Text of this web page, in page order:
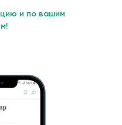
и по вашим